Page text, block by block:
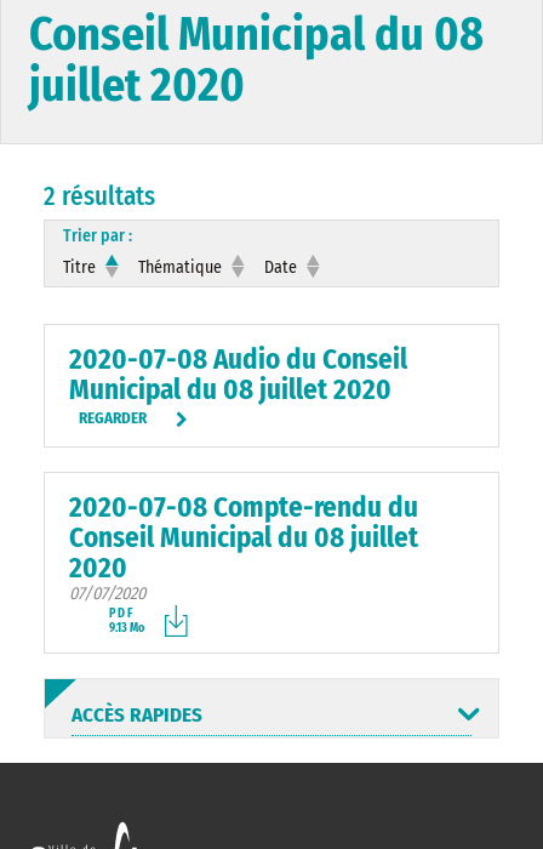
Conseil Municipal du 08
juillet 2020
2 résultats
Trier par :
Titre
Thématique Date
2020-07-08 Audio du Conseil
Municipal du 08 juillet 2020
REGARDER
2020-07-08 Compte-rendu du
Conseil Municipal du 08 juillet
2020
07/07/2020
PDF
9.13 Mo
ACCÈS RAPIDES